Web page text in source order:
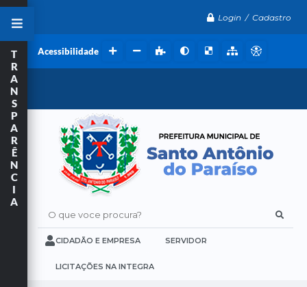
Login / Cadastro
Acessibilidade
O que voce procura?
CIDADÃO E EMPRESA SERVIDOR
LICITAÇÕES NA INTEGRA
T
R
A
N
S
P
A
R
Ê
N
C
I
A